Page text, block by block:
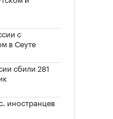
с
в Сеуте
сбили 281
иностранцев